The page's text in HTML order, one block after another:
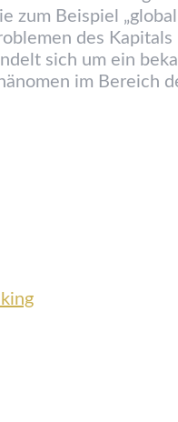
zum Beispiel
des
sich um ein
im Bereich